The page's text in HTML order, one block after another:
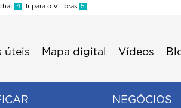
4 Ir para o VLibras 5
úteis Mapa digital Vídeos
NEGÓCIOS